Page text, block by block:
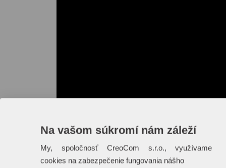
Na vašom súkromí nám záleží
My, spoločnosť CreoCom s.r.o., využívame
cookies na zabezpečenie fungovania nášho